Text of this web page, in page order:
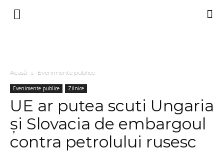
Acasă Evenimente publice
Evenimente publice Zilnice
UE ar putea scuti Ungaria
și Slovacia de embargoul
contra petrolului rusesc